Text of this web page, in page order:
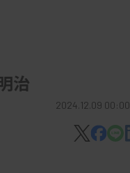
治
2024.12.09 00:00